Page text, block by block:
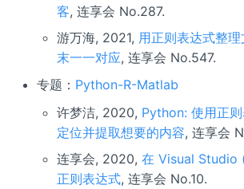
客, 连享会 No.287.
游万海, 2021, 用正则表达式整
末一一对应, 连享会 No.547.
专题： Python-R-Matlab
许梦洁, 2020, Python: 使用正
定位并提取想要的内容, 连享会
连享会, 2020,在 Visual Studio
正则表达式, 连享会 No.10.